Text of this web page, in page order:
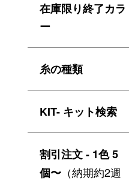
在庫限り終了カラ
ー
糸の種類
KIT- キット検索
割引注文 - 1色 5
個〜 （納期約2週